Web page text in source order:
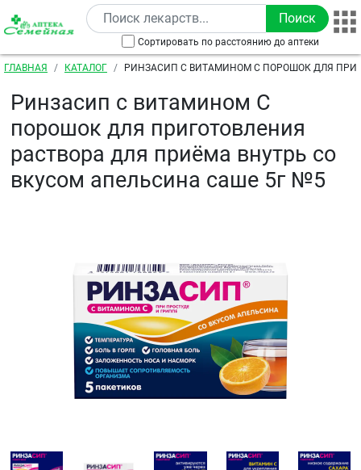
Перейти к основному содержанию
Сортировать по расстоянию до аптеки
Строка навигации
ГЛАВНАЯ КАТАЛОГ
РИНЗАСИП С ВИТАМИНОМ С ПОРОШОК ДЛЯ
Ринзасип с витамином С
порошок для приготовления
раствора для приёма внутрь со
вкусом апельсина саше 5г №5